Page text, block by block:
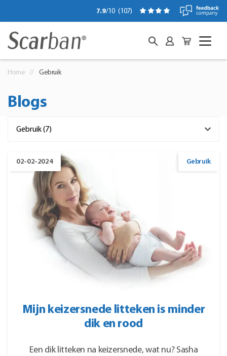
7.9/10 (107)
Home Gebruik
Blogs
02-02-2024 Gebruik
Mijn keizersnede litteken is minder
dik en rood
Een dik litteken na keizersnede, wat nu? Sasha